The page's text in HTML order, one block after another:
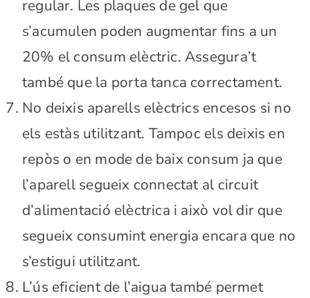
regular. Les plaques de gel que
s’acumulen poden augmentar fins a un
20% el consum elèctric. Assegura’t
també que la porta tanca correctament.
No deixis aparells elèctrics encesos si no
els estàs utilitzant. Tampoc els deixis en
repòs o en mode de baix consum ja que
l’aparell segueix connectat al circuit
d’alimentació elèctrica i això vol dir que
segueix consumint energia encara que no
s’estigui utilitzant.
L’ús eficient de l’aigua també permet